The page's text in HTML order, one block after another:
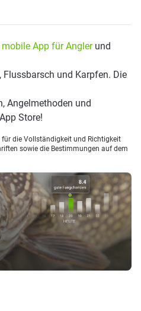
mobile App für Anglerund
und Karpfen. Die
Angelmethoden und
Store!
für die Vollständigkeit und Richtigkeit
sowie die Bestimmungen auf dem